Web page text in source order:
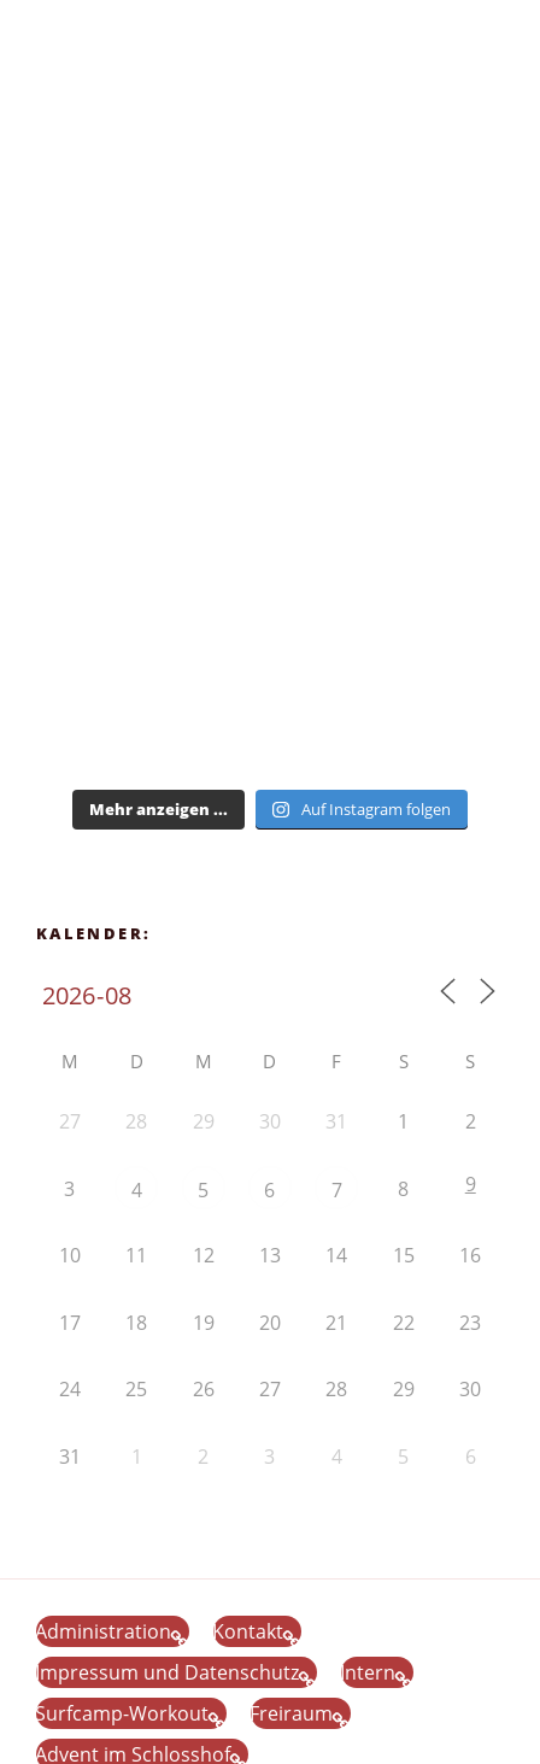
Mehr anzeigen ... Auf Instagram folgen
KALENDER:
M D M D F S S
27 28 29 30 31 1 2
3 4 5 6 7 8 9
10 11 12 13 14 15 16
17 18 19 20 21 22 23
24 25 26 27 28 29 30
31 1 2 3 4 5 6
Administration
Kontakt
Impressum und Datenschutz
Intern
Surfcamp-Workout
Freiraum
Advent im Schlosshof